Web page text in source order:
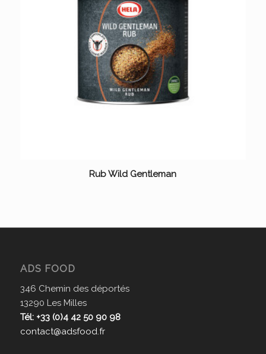
Rub Wild Gentleman
ADS FOOD
346 Chemin des déportés
13290 Les Milles
Tél: +33 (0)4 42 50 90 98
contact@adsfood.fr